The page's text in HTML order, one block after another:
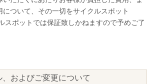
ついて、その一切をサイクルスポット
スポットでは保証致しかねますので予めご了
およびご変更について